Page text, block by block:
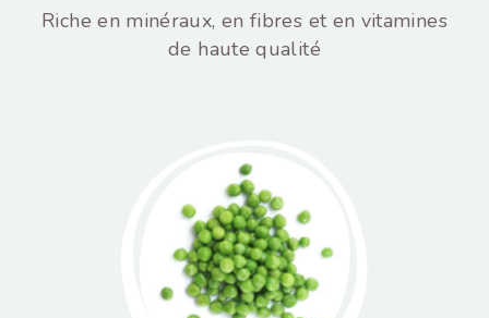
Riche en minéraux, en fibres et en vitamines
de haute qualité